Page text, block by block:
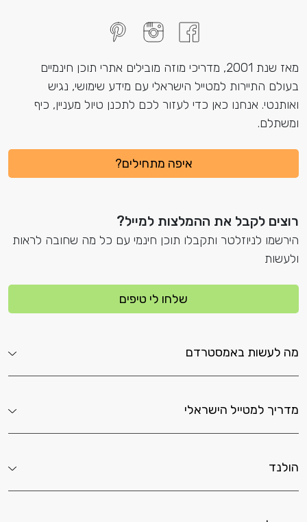
מאז שנת 2001, מדריכי מוזה מובילים אתרי תוכן חינמיים
בעולם התיירות למטייל הישראלי עם מידע שימושי, נגיש
ואותנטי. אנחנו כאן כדי לעזור לכם לתכנן טיול מעניין, כיף
ומשתלם.
איפה מתחילים?
רוצים לקבל את ההמלצות למייל?
הירשמו לניוזלטר ותקבלו תוכן חינמי עם כל מה שחובה לראות
ולעשות
שלחו לי טיפים
מה לעשות באמסטרדם
מדריך למטייל הישראלי
הולנד